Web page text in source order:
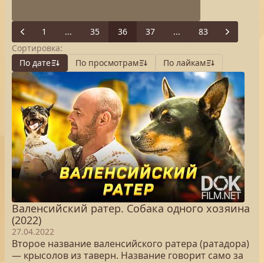
Previous
1 ... 35 36 37 ... 83
Next
Сортировка:
По дате
По просмотрам По лайкам
Валенсийский ратер. Собака одного хозяина
(2022)
27.04.2022
Второе название валенсийского ратера (ратадора)
— крысолов из таверн. Название говорит само за